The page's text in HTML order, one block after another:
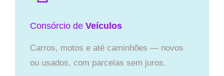
Consórcio de Veículos
Carros, motos e até caminhões — novos
ou usados, com parcelas sem juros.